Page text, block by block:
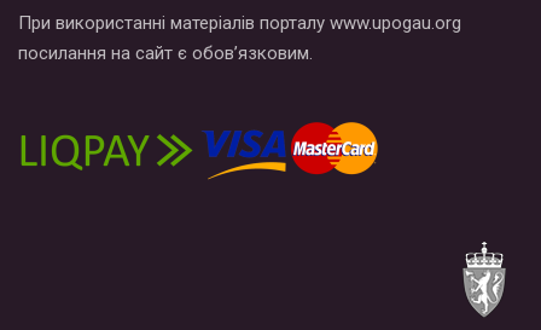
При використанні матеріалів порталу www.upogau.org
посилання на сайт є обов’язковим.